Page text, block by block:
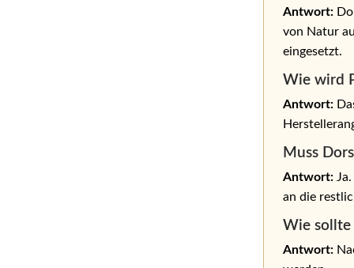
Antwort:
von Natur
eingesetzt.
Wie wird
Antwort:
Muss
Antwort:
an die
Wie sollte
Antwort: